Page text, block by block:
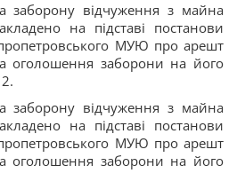
заборону відчуження з майна
на підставі постанови
МУЮ про арешт
оголошення заборони на його
заборону відчуження з майна
на підставі постанови
МУЮ про арешт
оголошення заборони на його